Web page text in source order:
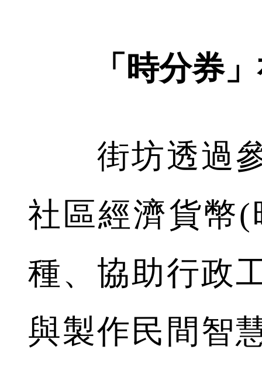
「時分券」
街坊透過參
社區經濟貨幣
種、協助行政
與製作民間智